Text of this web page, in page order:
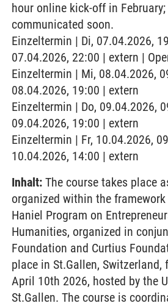
hour online kick-off in
communicated soon.
Einzeltermin | Di, 07.04.2026,
07.04.2026, 22:00 | extern |
Einzeltermin | Mi, 08.04.2026,
08.04.2026, 19:00 | extern
Einzeltermin | Do, 09.04.2026,
09.04.2026, 19:00 | extern
Einzeltermin | Fr, 10.04.2026,
10.04.2026, 14:00 | extern
Inhalt: The course takes place
organized within the
Haniel Program on
Humanities, organized in
Foundation and Curtius
place in St.Gallen,
April 10th 2026, hosted by the
St.Gallen. The course is